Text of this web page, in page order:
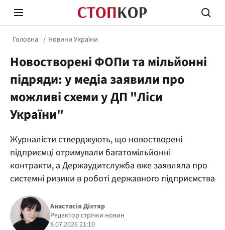
Стоп Політичній Корупції
Політика
Головна Новини України
Новостворені ФОПи та мільйонні
підряди: у медіа заявили про
можливі схеми у ДП "Ліси
України"
Журналісти стверджують, що новостворені
підприємці отримували багатомільйонні
контракти, а Держаудитслужба вже заявляла про
системні ризики в роботі державного підприємства
Анастасія Діхтяр
Редактор стрічки новин
8.07.2026 21:10